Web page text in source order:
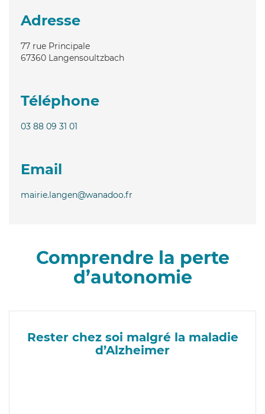
Adresse
77 rue Principale
67360 Langensoultzbach
Téléphone
03 88 09 31 01
Email
mairie.langen@wanadoo.fr
Comprendre la perte
d’autonomie
Rester chez soi malgré la maladie
d’Alzheimer